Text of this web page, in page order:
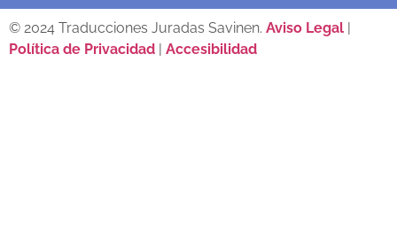
© 2024 Traducciones Juradas Savinen. Aviso Legal |
Política de Privacidad | Accesibilidad